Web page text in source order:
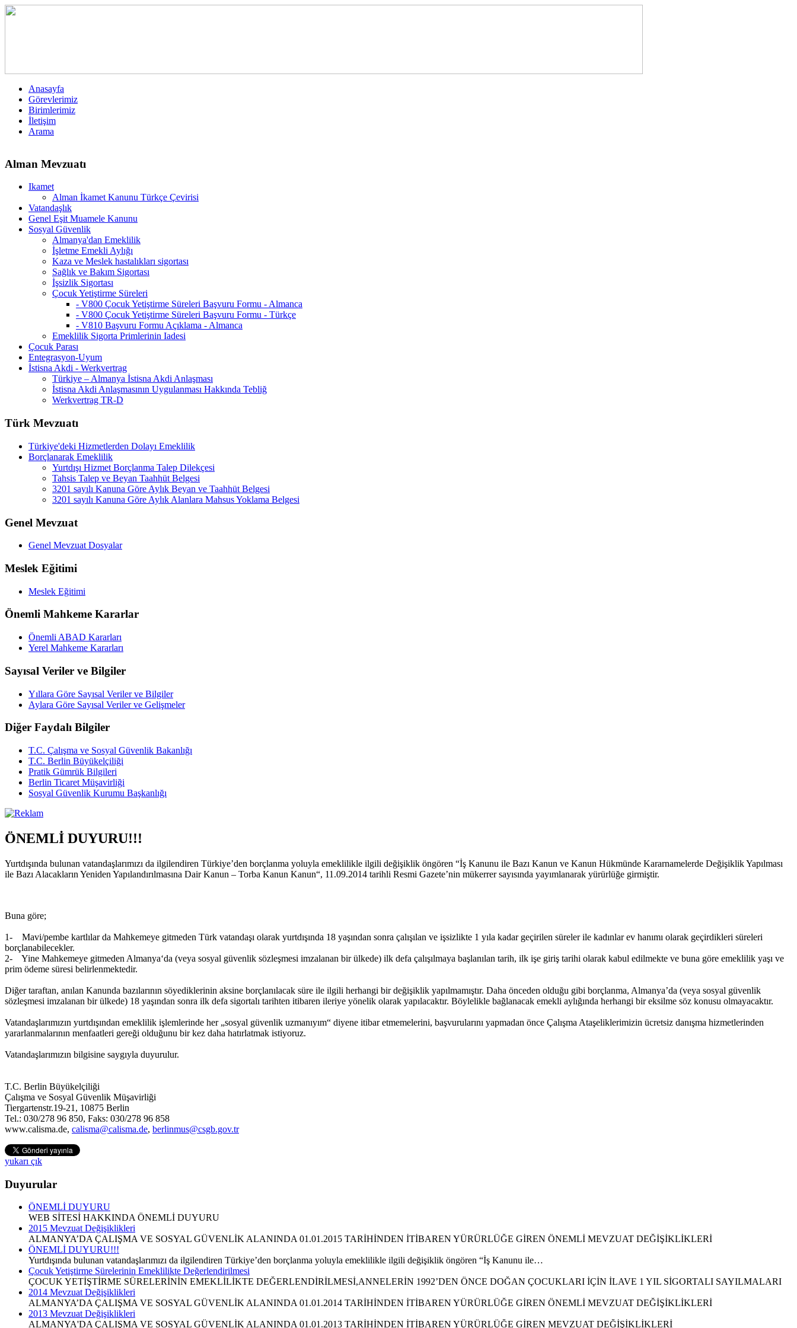
Anasayfa
Görevlerimiz
Birimlerimiz
İletişim
Arama
Alman Mevzuatı
Ikamet
Alman İkamet Kanunu Türkçe Çevirisi
Vatandaşlık
Genel Eşit Muamele Kanunu
Sosyal Güvenlik
Almanya'dan Emeklilik
İşletme Emekli Aylığı
Kaza ve Meslek hastalıkları sigortası
Sağlık ve Bakım Sigortası
İşsizlik Sigortası
Çocuk Yetiştirme Süreleri
- V800 Çocuk Yetiştirme Süreleri Başvuru Formu - Almanca
- V800 Çocuk Yetiştirme Süreleri Başvuru Formu - Türkçe
- V810 Başvuru Formu Açıklama - Almanca
Emeklilik Sigorta Primlerinin Iadesi
Çocuk Parası
Entegrasyon-Uyum
İstisna Akdi - Werkvertrag
Türkiye – Almanya İstisna Akdi Anlaşması
İstisna Akdi Anlaşmasının Uygulanması Hakkında Tebliğ
Werkvertrag TR-D
Türk Mevzuatı
Türkiye'deki Hizmetlerden Dolayı Emeklilik
Borçlanarak Emeklilik
Yurtdışı Hizmet Borçlanma Talep Dilekçesi
Tahsis Talep ve Beyan Taahhüt Belgesi
3201 sayılı Kanuna Göre Aylık Beyan ve Taahhüt Belgesi
3201 sayılı Kanuna Göre Aylık Alanlara Mahsus Yoklama Belgesi
Genel Mevzuat
Genel Mevzuat Dosyalar
Meslek Eğitimi
Meslek Eğitimi
Önemli Mahkeme Kararlar
Önemli ABAD Kararları
Yerel Mahkeme Kararları
Sayısal Veriler ve Bilgiler
Yıllara Göre Sayısal Veriler ve Bilgiler
Aylara Göre Sayısal Veriler ve Gelişmeler
Diğer Faydalı Bilgiler
T.C. Çalışma ve Sosyal Güvenlik Bakanlığı
T.C. Berlin Büyükelçiliği
Pratik Gümrük Bilgileri
Berlin Ticaret Müşavirliği
Sosyal Güvenlik Kurumu Başkanlığı
ÖNEMLİ DUYURU!!!
Yurtdışında bulunan vatandaşlarımızı da ilgilendiren Türkiye’den borçlanma yoluyla emeklilikle ilgili değişiklik öngören “İş Kanunu ile Bazı Kanun ve Kanun Hükmünde Kararnamelerde Değişiklik Yapılması
ile Bazı Alacakların Yeniden Yapılandırılmasına Dair Kanun – Torba Kanun Kanun“, 11.09.2014 tarihli Resmi Gazete’nin mükerrer sayısında yayımlanarak yürürlüğe girmiştir.
Buna göre;
1- Mavi/pembe kartlılar da Mahkemeye gitmeden Türk vatandaşı olarak yurtdışında 18 yaşından sonra çalışılan ve işsizlikte 1 yıla kadar geçirilen süreler ile kadınlar ev hanımı olarak geçirdikleri süreleri
borçlanabilecekler.
2- Yine Mahkemeye gitmeden Almanya‘da (veya sosyal güvenlik sözleşmesi imzalanan bir ülkede) ilk defa çalışılmaya başlanılan tarih, ilk işe giriş tarihi olarak kabul edilmekte ve buna göre emeklilik yaşı ve
prim ödeme süresi belirlenmektedir.
Diğer taraftan, anılan Kanunda bazılarının söyediklerinin aksine borçlanılacak süre ile ilgili herhangi bir değişiklik yapılmamıştır. Daha önceden olduğu gibi borçlanma, Almanya’da (veya sosyal güvenlik
sözleşmesi imzalanan bir ülkede) 18 yaşından sonra ilk defa sigortalı tarihten itibaren ileriye yönelik olarak yapılacaktır. Böylelikle bağlanacak emekli aylığında herhangi bir eksilme söz konusu olmayacaktır.
Vatandaşlarımızın yurtdışından emeklilik işlemlerinde her „sosyal güvenlik uzmanıyım“ diyene itibar etmemelerini, başvurularını yapmadan önce Çalışma Ataşeliklerimizin ücretsiz danışma hizmetlerinden
yararlanmalarının menfaatleri gereği olduğunu bir kez daha hatırlatmak istiyoruz.
Vatandaşlarımızın bilgisine saygıyla duyurulur.
T.C. Berlin Büyükelçiliği
Çalışma ve Sosyal Güvenlik Müşavirliği
Tiergartenstr.19-21, 10875 Berlin
Tel.: 030/278 96 850, Faks: 030/278 96 858
www.calisma.de, calisma@calisma.de, berlinmus@csgb.gov.tr
yukarı çık
Duyurular
ÖNEMLİ DUYURU
WEB SİTESİ HAKKINDA ÖNEMLİ DUYURU
2015 Mevzuat Değişiklikleri
ALMANYA’DA ÇALIŞMA VE SOSYAL GÜVENLİK ALANINDA 01.01.2015 TARİHİNDEN İTİBAREN YÜRÜRLÜĞE GİREN ÖNEMLİ MEVZUAT DEĞİŞİKLİKLERİ
ÖNEMLİ DUYURU!!!
Yurtdışında bulunan vatandaşlarımızı da ilgilendiren Türkiye’den borçlanma yoluyla emeklilikle ilgili değişiklik öngören “İş Kanunu ile…
Çocuk Yetiştirme Sürelerinin Emeklilikte Değerlendirilmesi
ÇOCUK YETİŞTİRME SÜRELERİNİN EMEKLİLİKTE DEĞERLENDİRİLMESİ,ANNELERİN 1992’DEN ÖNCE DOĞAN ÇOCUKLARI İÇİN İLAVE 1 YIL SİGORTALI SAYILMALARI
2014 Mevzuat Değişiklikleri
ALMANYA’DA ÇALIŞMA VE SOSYAL GÜVENLİK ALANINDA 01.01.2014 TARİHİNDEN İTİBAREN YÜRÜRLÜĞE GİREN ÖNEMLİ MEVZUAT DEĞİŞİKLİKLERİ
2013 Mevzuat Değişiklikleri
ALMANYA'DA ÇALIŞMA VE SOSYAL GÜVENLİK ALANINDA 01.01.2013 TARİHİNDEN İTİBAREN YÜRÜRLÜĞE GİREN MEVZUAT DEĞİŞİKLİKLERİ